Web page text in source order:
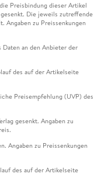
Preisbindung dieser Artikel
Die jeweils zutreffende
Angaben zu Preissenkungen
an den Anbieter der
des auf der Artikelseite
Preisempfehlung (UVP) des
gesenkt. Angaben zu
Angaben zu Preissenkungen
des auf der Artikelseite